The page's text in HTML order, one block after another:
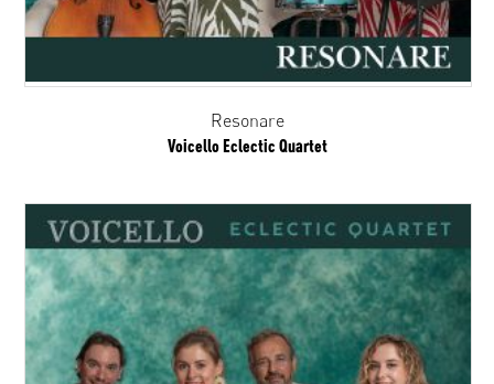
Resonare
Voicello Eclectic Quartet